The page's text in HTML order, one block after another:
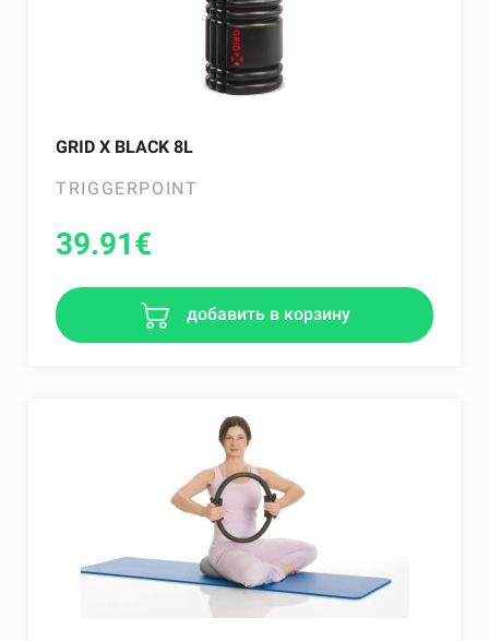
GRID X BLACK 8L
TRIGGERPOINT
39.91€
добавить в корзину